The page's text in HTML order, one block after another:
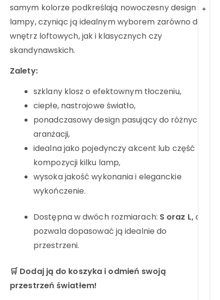
+
samym kolorze podkreślają nowoczesny design
lampy, czyniąc ją idealnym wyborem zarówno do
wnętrz loftowych, jak i klasycznych czy
skandynawskich.
Zalety:
szklany klosz o efektownym tłoczeniu,
ciepłe, nastrojowe światło,
ponadczasowy design pasujący do różnych
aranżacji,
idealna jako pojedynczy akcent lub część
kompozycji kilku lamp,
wysoka jakość wykonania i eleganckie
wykończenie.
Dostępna w dwóch rozmiarach: S oraz L,co
pozwala dopasować ją idealnie do
przestrzeni.
🛒 Dodaj ją do koszyka i odmień swoją
przestrzeń światłem!